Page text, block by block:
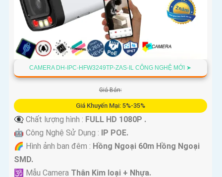
CAMERA DH-IPC-HFW3249TP-ZAS-IL CÔNG NGHỆ MỚI ➤
Giá Bán:
Giá Khuyến Mại: 5%-35%
👁️‍🗨 Chất lượng hình : FULL HD 1080P .
🤖️ Công Nghệ Sử Dụng : IP POE.
🌈 Hình ảnh ban đêm : Hồng Ngoại 60m Hồng Ngoại
SMD.
🕉️ Mẫu Camera Thân Kim loại + Nhựa.